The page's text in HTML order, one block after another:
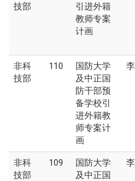
技部
引进外籍
教师专案
计画
非科
技部
110
国防大学
及中正国
防干部预
备学校引
进外籍教
师专案计
画
非科
技部
109
国防大学
及中正国